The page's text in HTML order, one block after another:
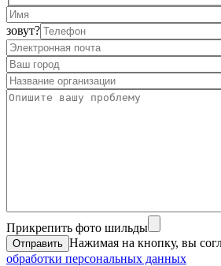
зовут?
Прикрепить фото шильды
Нажимая на кнопку, вы
обработки персональных данных